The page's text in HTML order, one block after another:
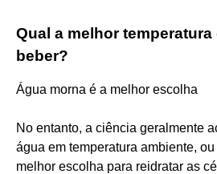
Qual a melhor temperatura
beber?
Água morna é a melhor escolha
No entanto, a ciência geralmente
água em temperatura ambiente,
melhor escolha para reidratar as